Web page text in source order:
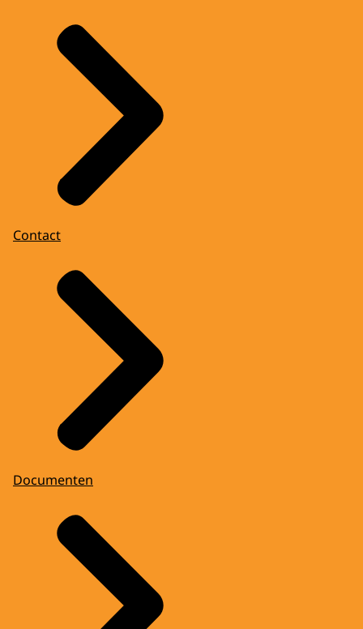
Contact
Documenten